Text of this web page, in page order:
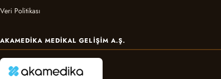
Veri Politikası
AKAMEDIKA MEDIKAL GELIŞIM A.Ş.